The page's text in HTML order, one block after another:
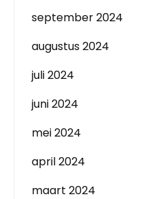
september 2024
augustus 2024
juli 2024
juni 2024
mei 2024
april 2024
maart 2024